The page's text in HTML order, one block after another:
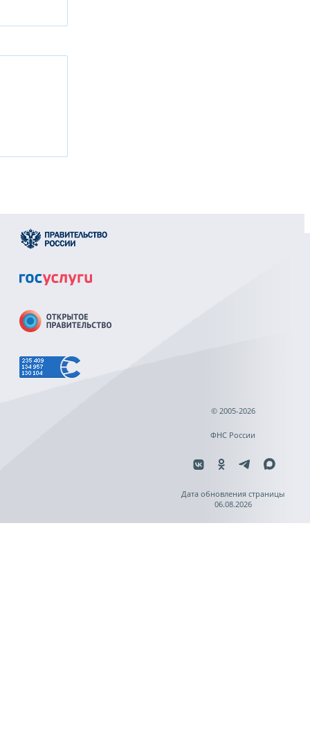
© 2005-2026
ФНС России
Дата обновления страницы
06.08.2026